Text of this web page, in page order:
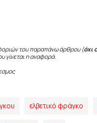
του παραπάνω άρθρου (όχι
γίνεται η αναφορά.
ελβετικό φράγκο